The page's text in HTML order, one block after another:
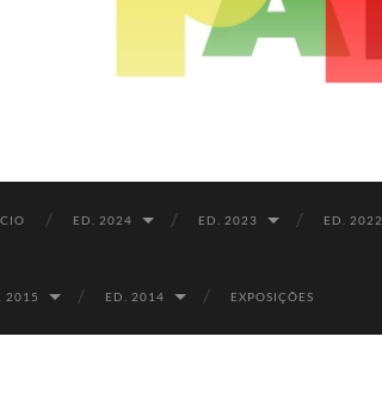
ED. 2024 ED. 2023 ED. 2022
2015 ED. 2014 EXPOSIÇÕES